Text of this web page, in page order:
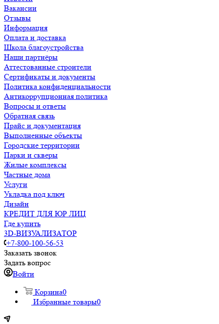
Вакансии
Отзывы
Информация
Оплата и доставка
Школа благоустройства
Наши партнёры
Аттестованные строители
Сертификаты и документы
Политика конфиденциальности
Антикоррупционная политика
Вопросы и ответы
Обратная связь
Прайс и документация
Выполненные объекты
Городские территории
Парки и скверы
Жилые комплексы
Частные дома
Услуги
Укладка под ключ
Дизайн
КРЕДИТ ДЛЯ ЮР ЛИЦ
Где купить
3D-ВИЗУАЛИЗАТОР
+7-800-100-56-53
Заказать звонок
Задать вопрос
Войти
Корзина0
Избранные товары0